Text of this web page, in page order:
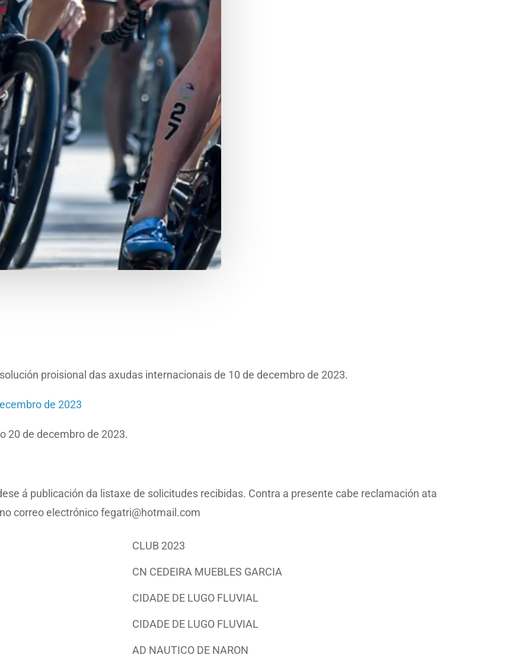
proisional das axudas internacionais de 10 de decembro de 2023.
de 2023
20 de decembro de 2023.
á publicación da listaxe de solicitudes recibidas. Contra a presente cabe reclamación ata
correo electrónico fegatri@hotmail.com
CLUB 2023
CN CEDEIRA MUEBLES GARCIA
CIDADE DE LUGO FLUVIAL
CIDADE DE LUGO FLUVIAL
AD NAUTICO DE NARON